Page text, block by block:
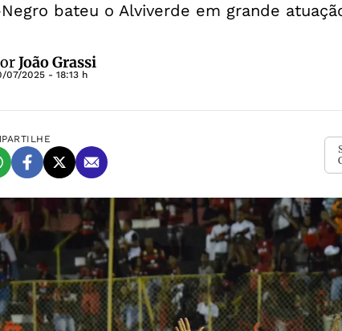
bateu o Alviverde em grande
João Grassi
07/2025 - 18:13 h